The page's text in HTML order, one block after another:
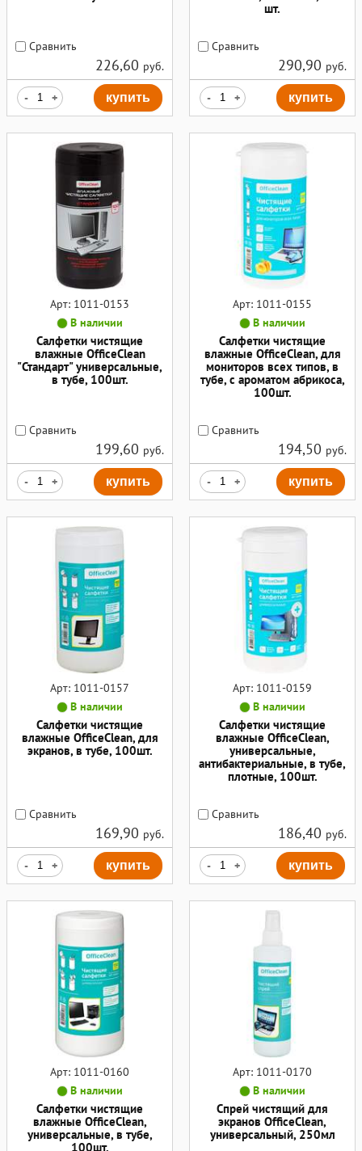
Сравнить
226,60 руб.
- + купить
шт.
Сравнить
290,90 руб.
- + купить
Арт: 1011-0153
В наличии
Салфетки чистящие
влажные OfficeClean
"Стандарт" универсальные,
в тубе, 100шт.
Сравнить
199,60 руб.
- + купить
Арт: 1011-0155
В наличии
Салфетки чистящие
влажные OfficeClean, для
мониторов всех типов, в
тубе, с ароматом абрикоса,
100шт.
Сравнить
194,50 руб.
- + купить
Арт: 1011-0157
В наличии
Салфетки чистящие
влажные OfficeClean, для
экранов, в тубе, 100шт.
Сравнить
169,90 руб.
- + купить
Арт: 1011-0159
В наличии
Салфетки чистящие
влажные OfficeClean,
универсальные,
антибактериальные, в тубе,
плотные, 100шт.
Сравнить
186,40 руб.
- + купить
Арт: 1011-0160
В наличии
Салфетки чистящие
влажные OfficeClean,
универсальные, в тубе,
100шт.
Арт: 1011-0170
В наличии
Спрей чистящий для
экранов OfficeClean,
универсальный, 250мл